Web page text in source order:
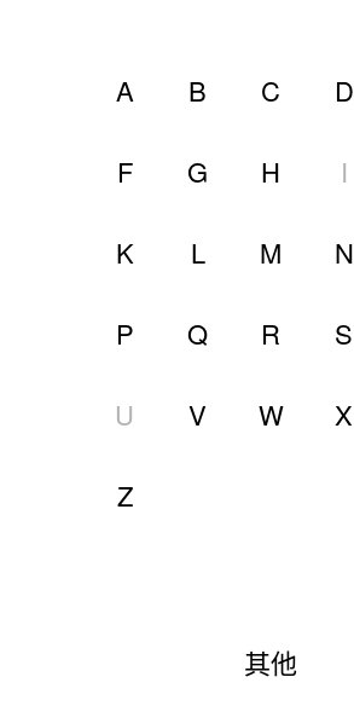
A B C D
F G H I
K L M N
P Q R S
U V W X
Z
其他